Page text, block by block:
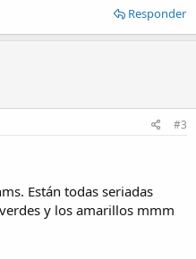
Responder
#3
Están todas seriadas
y los amarillos mmm